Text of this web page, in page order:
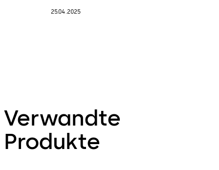
25.04.2025
Verwandte
Produkte